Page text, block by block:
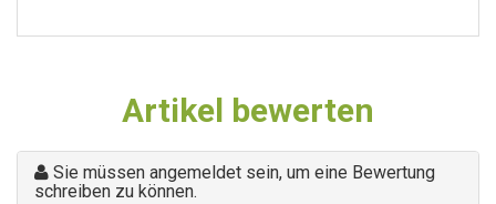
Artikel bewerten
Sie müssen angemeldet sein, um eine Bewertung
schreiben zu können.